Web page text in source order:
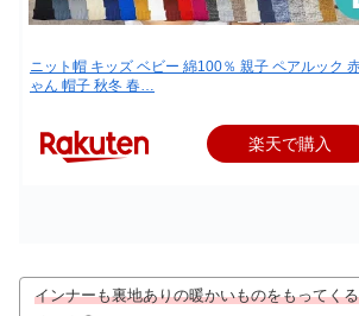
ニット帽 キッズ ベビー 綿100％ 親子 ペアルック
ゃん 帽子 秋冬 春…
楽天で購入
インナーも裏地ありの暖かいものをもってく